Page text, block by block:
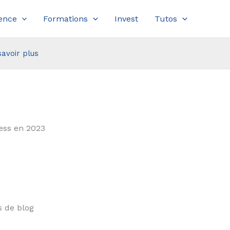
Formations Invest Tutos
plus
en 2023
de blog